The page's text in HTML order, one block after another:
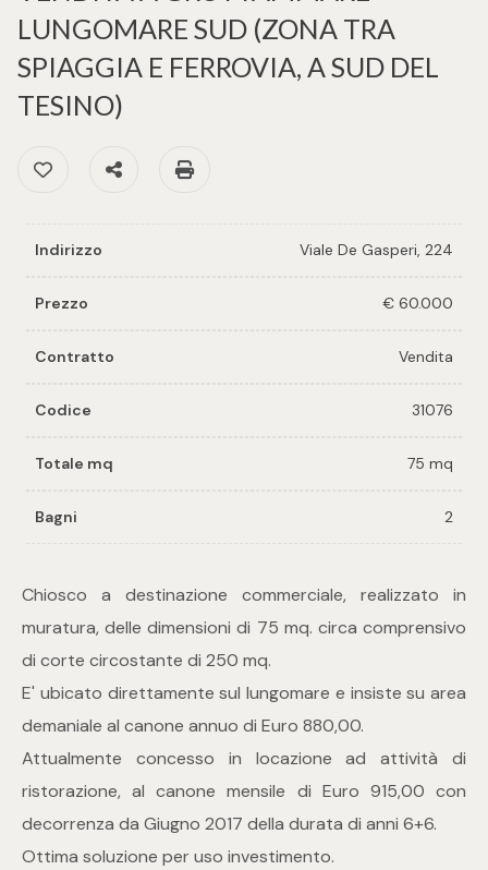
LUNGOMARE SUD (ZONA TRA
SPIAGGIA E FERROVIA, A SUD DEL
TESINO)
Preferiti: Cod. 31076
Condividi
Indirizzo Viale De Gasperi, 224
Prezzo € 60.000
Contratto Vendita
Codice 31076
Totale mq 75 mq
Bagni 2
Chiosco a destinazione commerciale, realizzato in
muratura, delle dimensioni di 75 mq. circa comprensivo
di corte circostante di 250 mq.
E' ubicato direttamente sul lungomare e insiste su area
demaniale al canone annuo di Euro 880,00.
Attualmente concesso in locazione ad attività di
ristorazione, al canone mensile di Euro 915,00 con
decorrenza da Giugno 2017 della durata di anni 6+6.
Ottima soluzione per uso investimento.
per voi
Richiedi
un
tuo
Provincia
Tipologia
multiscelta
Qualsiasi
Terreni
Prezzo